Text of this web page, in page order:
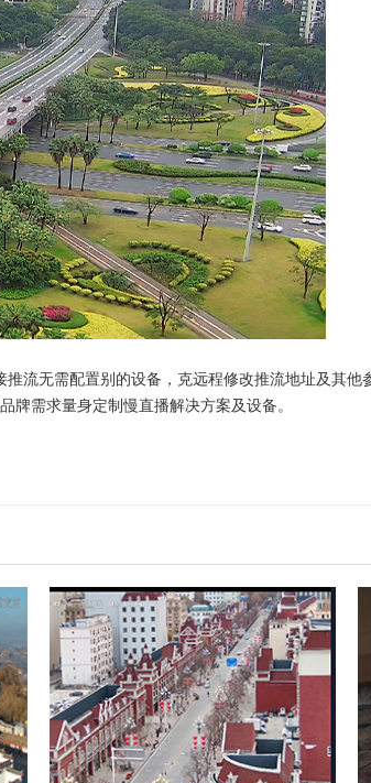
流无需配置别的设备，克远程修改推流地址及其
牌需求量身定制慢直播解决方案及设备。